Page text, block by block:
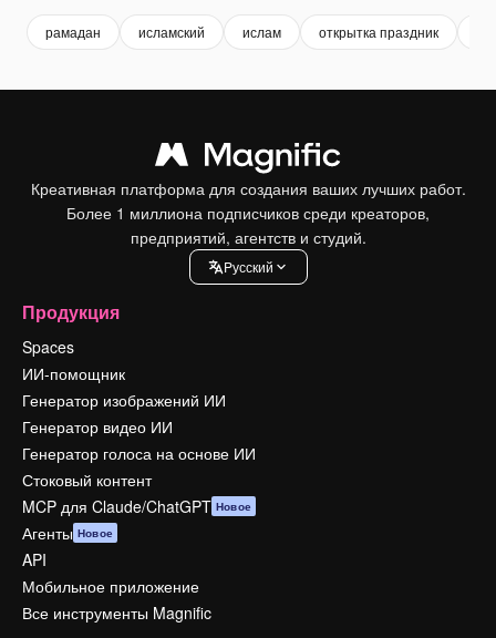
рамадан исламский ислам открытка праздник
Креативная платформа для создания ваших лучших работ.
Более 1 миллиона подписчиков среди креаторов,
предприятий, агентств и студий.
Pусский
Продукция
Spaces
ИИ-помощник
Генератор изображений ИИ
Генератор видео ИИ
Генератор голоса на основе ИИ
Стоковый контент
MCP для Claude/ChatGPT Новое
Агенты Новое
API
Мобильное приложение
Все инструменты Magnific